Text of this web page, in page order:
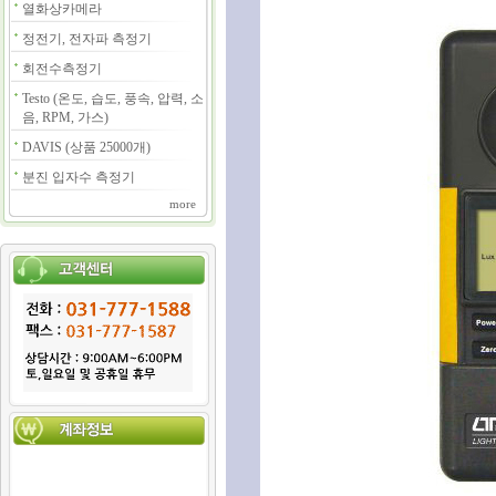
열화상카메라
정전기, 전자파 측정기
회전수측정기
Testo (온도, 습도, 풍속, 압력, 소
음, RPM, 가스)
DAVIS (상품 25000개)
분진 입자수 측정기
more